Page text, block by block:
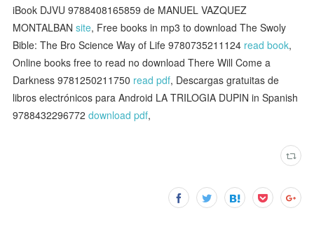
iBook DJVU 9788408165859 de MANUEL VAZQUEZ
MONTALBANsite, Free books in mp3 to download The Swoly
Bible: The Bro Science Way of Life 9780735211124 read book,
Online books free to read no download There Will Come a
Darkness 9781250211750 read pdf, Descargas gratuitas de
libros electrónicos para Android LA TRILOGIA DUPIN in Spanish
9788432296772download pdf,